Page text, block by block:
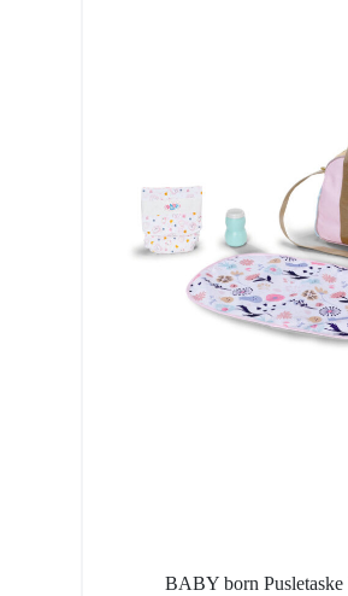
BABY born Pusletaske